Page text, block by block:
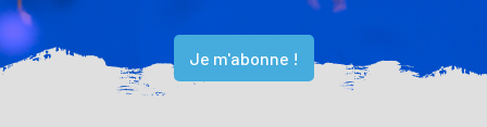
Je m'abonne !